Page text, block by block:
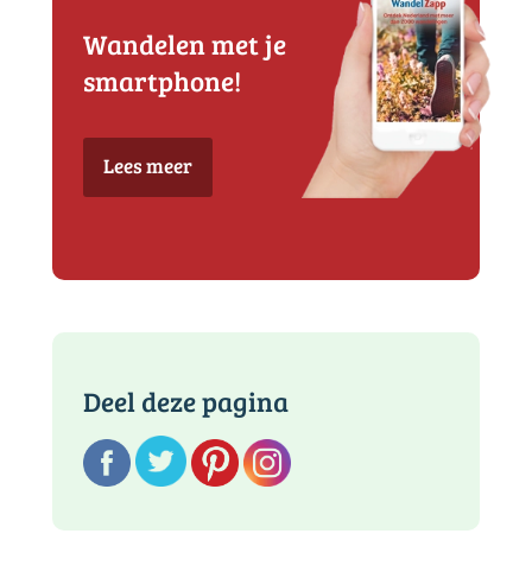
Wandelen met je
smartphone!
Lees meer
Deel deze pagina